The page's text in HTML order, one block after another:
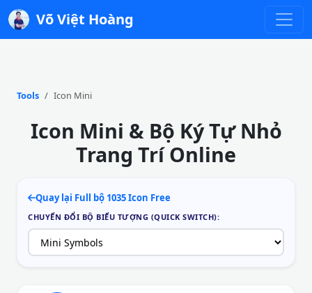
Võ Việt Hoàng
Tools Icon Mini
Icon Mini & Bộ Ký Tự Nhỏ
Trang Trí Online
Quay lại Full bộ 1035 Icon Free
CHUYỂN ĐỔI BỘ BIỂU TƯỢNG (QUICK SWITCH):